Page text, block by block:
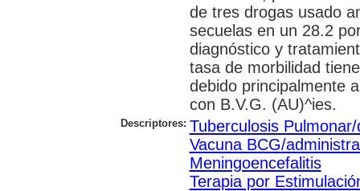
de tres drogas usado
secuelas en un 28.2
diagnóstico y
tasa de morbilidad
debido principalmente
con B.V.G. (AU)^ies.
Descriptores: Tuberculosis
Vacuna BCG/
Meningoencefalitis
Terapia por